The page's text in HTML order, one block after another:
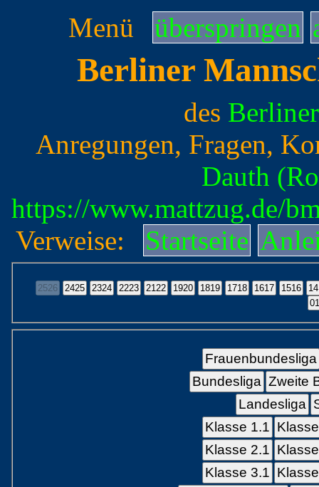
Menü überspringen
Berliner
des
Anregungen, Fragen,
Dauth
https://www.mattzug.de/
Verweise:
Startseite
Frauenbundesliga
Bundesliga Zweite
Landesliga
Klasse 1.1
Klasse 2.1
Klasse 3.1